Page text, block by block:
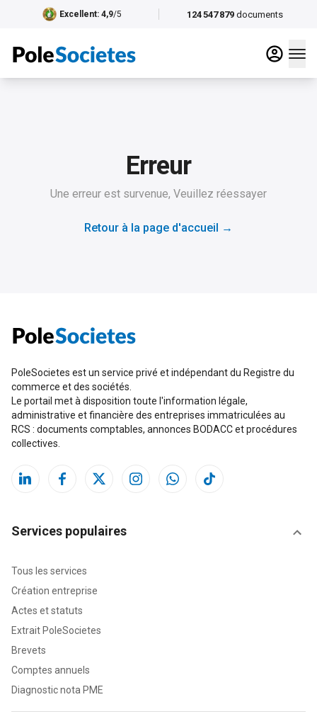
124 547 879 documents
Excellent: 4,9/5
Erreur
Une erreur est survenue, Veuillez réessayer
Retour à la page d'accueil →
PoleSocietes est un service privé et indépendant du Registre du
commerce et des sociétés.
Le portail met à disposition toute l'information légale,
administrative et financière des entreprises immatriculées au
RCS : documents comptables, annonces BODACC et procédures
collectives.
Services populaires
Tous les services
Création entreprise
Actes et statuts
Extrait PoleSocietes
Brevets
Comptes annuels
Diagnostic nota PME